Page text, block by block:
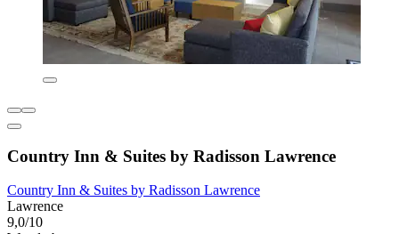
Country Inn & Suites by Radisson Lawrence
Country Inn & Suites by Radisson Lawrence
Lawrence
9,0/10